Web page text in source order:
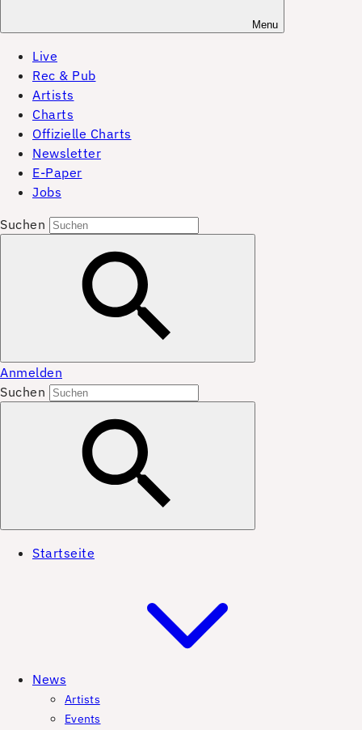
Menu
Live
Rec & Pub
Artists
Charts
Offizielle Charts
Newsletter
E-Paper
Jobs
Suchen
Anmelden
Suchen
Startseite
News
Artists
Events